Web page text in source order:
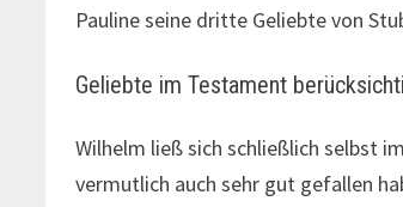
Pauline seine dritte Geliebte von
Geliebte im Testament
Wilhelm ließ sich schließlich selbst
vermutlich auch sehr gut gefallen